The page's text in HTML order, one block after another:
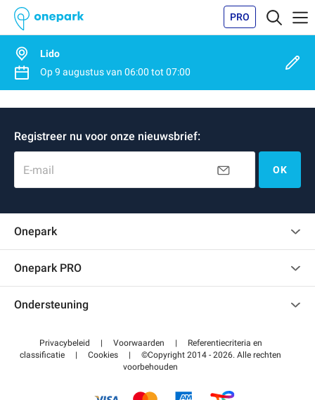
PRO
Lido
Op9 augustusvan 06:00 tot 07:00
Registreer nu voor onze nieuwsbrief:
E-mail OK
Onepark
Onepark PRO
Word partner van Onepark
Ondersteuning
Helpcentrum
Betalen voor parkeren FLOW
Privacybeleid | Voorwaarden |
Referentiecriteria en
classificatie
| Cookies |
©Copyright 2014 - 2026. Alle rechten
voorbehouden